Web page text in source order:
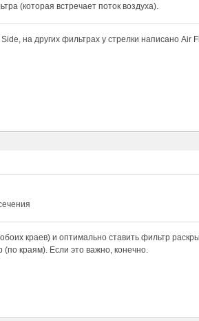
(которая встречает поток воздуха).
на других фильтрах у стрелки написано
краев) и оптимально ставить фильтр
краям). Если это важно, конечно.